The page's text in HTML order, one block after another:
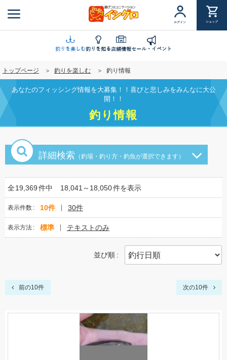
ン
に
移
動
ログイン ショップ
釣りを楽しむ釣りを知る店舗情報セール・イベント
トップページ 釣りを楽しむ 釣り情報
あなたのフィッシング情報を大募集！！喜びと悲しみをみんなに大公
開！！
釣り情報
詳細検索 （釣場・釣り方・釣魚が選択できます）
全19,369件中 18,041～18,050件を表示
表示件数 10件 30件
表示方法 標準 テキストのみ
並び順
前の10件 次の10件